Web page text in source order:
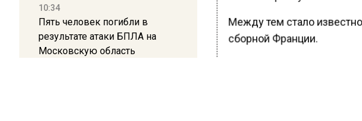
10:34
Пять человек погибли в
результате атаки БПЛА на
Московскую область
Между тем стало
сборной Франции.